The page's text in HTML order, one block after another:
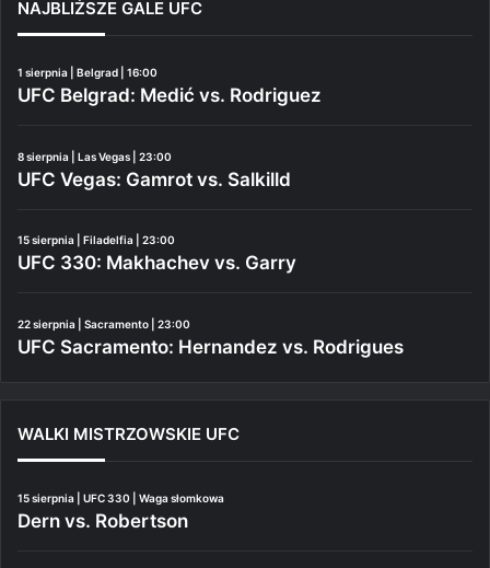
NAJBLIŻSZE GALE UFC
1 sierpnia | Belgrad | 16:00
UFC Belgrad: Medić vs. Rodriguez
8 sierpnia | Las Vegas | 23:00
UFC Vegas: Gamrot vs. Salkilld
15 sierpnia | Filadelfia | 23:00
UFC 330: Makhachev vs. Garry
22 sierpnia | Sacramento | 23:00
UFC Sacramento: Hernandez vs. Rodrigues
WALKI MISTRZOWSKIE UFC
15 sierpnia | UFC 330 | Waga słomkowa
Dern vs. Robertson